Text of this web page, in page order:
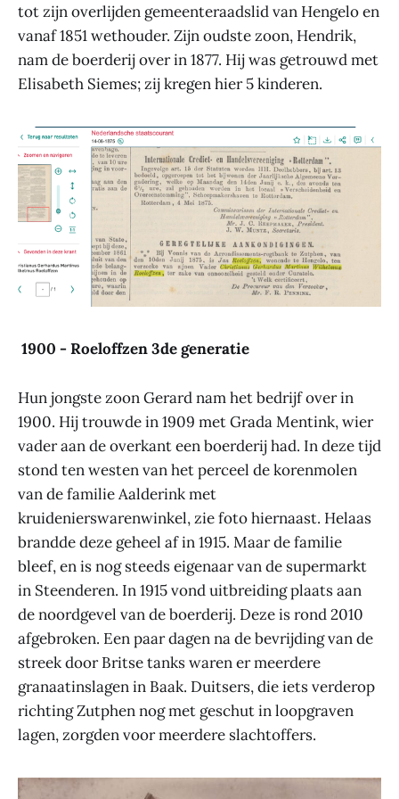
tot zijn overlijden gemeenteraadslid van Hengelo en
vanaf 1851 wethouder. Zijn oudste zoon, Hendrik,
nam de boerderij over in 1877. Hij was getrouwd met
Elisabeth Siemes; zij kregen hier 5 kinderen.
1900 - Roeloffzen 3de generatie
Hun jongste zoon Gerard nam het bedrijf over in
1900. Hij trouwde in 1909 met Grada Mentink, wier
vader aan de overkant een boerderij had. In deze tijd
stond ten westen van het perceel de korenmolen
van de familie Aalderink met
kruidenierswarenwinkel, zie foto hiernaast. Helaas
brandde deze geheel af in 1915. Maar de familie
bleef, en is nog steeds eigenaar van de supermarkt
in Steenderen. In 1915 vond uitbreiding plaats aan
de noordgevel van de boerderij. Deze is rond 2010
afgebroken. Een paar dagen na de bevrijding van de
streek door Britse tanks waren er meerdere
granaatinslagen in Baak. Duitsers, die iets verderop
richting Zutphen nog met geschut in loopgraven
lagen, zorgden voor meerdere slachtoffers.